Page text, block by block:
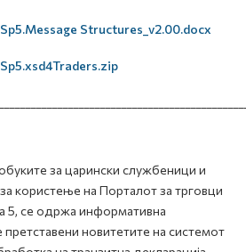
Structures_v2.00.docx
за царински службеници и
користење на Порталот за трговци
5, се одржа информативна
претставени новитетите на системот